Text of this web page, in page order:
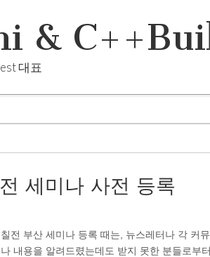
&
대표
미나 사전 등록
전 부산 세미나 등록 때는, 뉴스레터나 각 커
내용을 알려드렸는데도 받지 못한 분들로부